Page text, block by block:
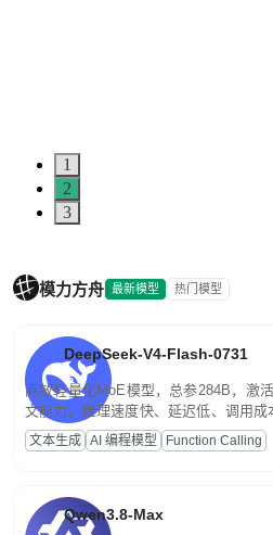
1
2
3
模力方舟 最新模型 热门模型
DeepSeek-V4-Flash-0731
高效轻量化MoE模型，总参284B，激
文能力。推理速度快、延迟低、调用
高并发、轻量化任务，适合日常对话、
文案处理等普惠刚需场景。
文本生成 AI 编程模型 Function Calling
Qwen3.8-Max